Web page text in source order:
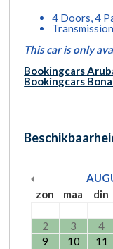
4 Doors, 4
This car is only
Bookingcars
Bookingcars
zon
maa din
2
3 4
9
10 11